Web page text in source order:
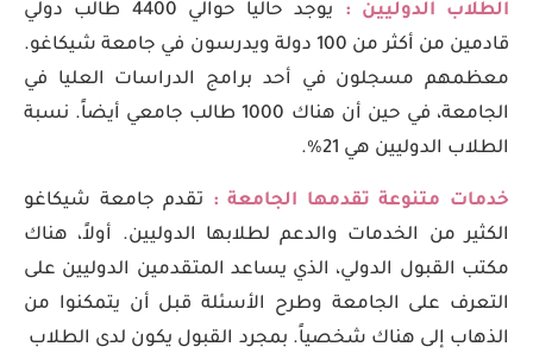
الطلاب الدوليين :
يوجد حالياً حوالي 4400 طالب دولي
قادمين من أكثر من 100 دولة ويدرسون في جامعة شيكاغو.
معظمهم مسجلون في أحد برامج الدراسات العليا في
الجامعة، في حين أن هناك 1000 طالب جامعي أيضاً. نسبة
الطلاب الدوليين هي 21%.
خدمات متنوعة تقدمها الجامعة : تقدم جامعة شيكاغو
الكثير من الخدمات والدعم لطلابها الدوليين. أولاً، هناك
مكتب القبول الدولي، الذي يساعد المتقدمين الدوليين على
التعرف على الجامعة وطرح الأسئلة قبل أن يتمكنوا من
الذهاب إلى هناك شخصياً. بمجرد القبول يكون لدى الطلاب